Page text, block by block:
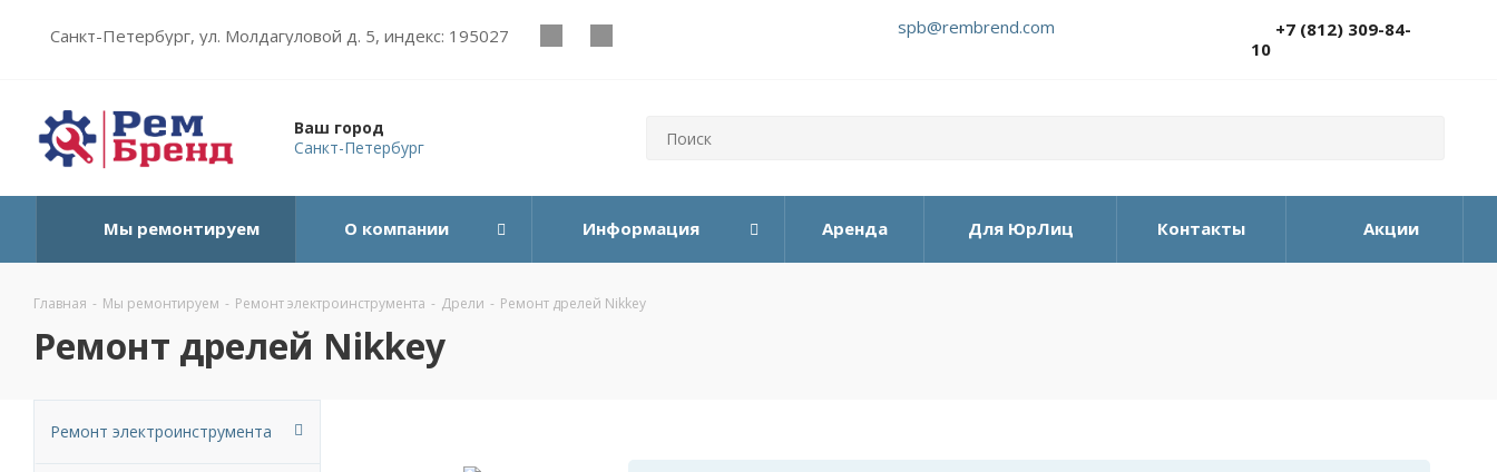
Санкт-Петербург, ул. Молдагуловой д. 5, индекс: 195027 spb@rembrend.com
+7 (812) 309-84-
10
Ваш город
Санкт-Петербург
Мы ремонтируем О компании Информация Аренда Для ЮрЛиц Контакты Акции
Главная - Мы ремонтируем - Ремонт электроинструмента - Дрели - Ремонт дрелей Nikkey
Ремонт дрелей Nikkey
Ремонт электроинструмента